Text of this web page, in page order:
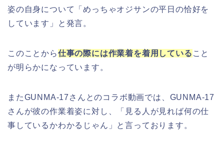
姿の自身について「めっちゃオジサンの平日の恰好を
しています」と発言。
このことから仕事の際には作業着を着用している こと
が明らかになっています。
またGUNMA-17さんとのコラボ動画では、GUNMA-17
さんが彼の作業着姿に対し、「見る人が見れば何の仕
事しているかわかるじゃん」と言っております。